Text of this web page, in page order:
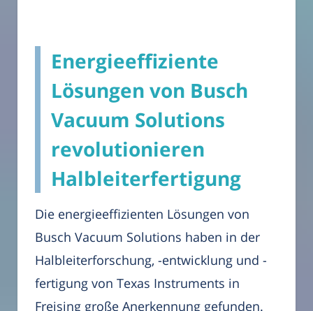
Energieeffiziente
Lösungen von Busch
Vacuum Solutions
revolutionieren
Halbleiterfertigung
Die energieeffizienten Lösungen von
Busch Vacuum Solutions haben in der
Halbleiterforschung, -entwicklung und -
fertigung von Texas Instruments in
Freising große Anerkennung gefunden.